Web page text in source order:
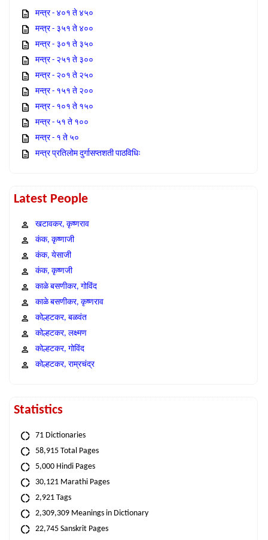
मन्त्र - ४०१ ते ४५०
मन्त्र - ३५१ ते ४००
मन्त्र - ३०१ ते ३५०
मन्त्र - २५१ ते ३००
मन्त्र - २०१ ते २५०
मन्त्र - १५१ ते २००
मन्त्र - १०१ ते १५०
मन्त्र - ५१ ते १००
मन्त्र - १ ते ५०
मन्त्र प्रतिलोम दुर्गासप्तशती पाठविधिः
Latest People
खटावकर, कृष्णराव
कंक, कृष्णाजी
कंक, येसाजी
कंक, कृष्णजी
काळे बसणीकर, गोविंद
काळे बसणीकर, कृष्णराव
कोल्हटकर, बळवंत
कोल्हटकर, लक्ष्मण
कोल्हटकर, गोविंद
कोल्हटकर, राम्रचंद्र
Statistics
71 Dictionaries
58,915 Total Pages
5,000 Hindi Pages
30,121 Marathi Pages
2,921 Tags
2,309,309 Meanings in Dictionary
22,745 Sanskrit Pages